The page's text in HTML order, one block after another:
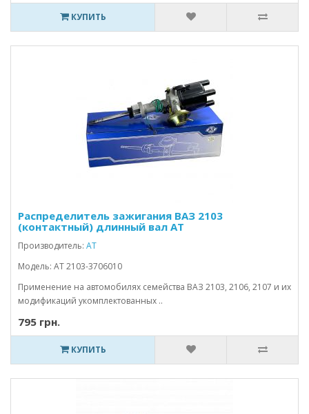
КУПИТЬ
Распределитель зажигания ВАЗ 2103
(контактный) длинный вал АТ
Производитель: АТ
Модель: АТ 2103-3706010
Применение на автомобилях семейства ВАЗ 2103, 2106, 2107 и их
модификаций укомплектованных ..
795 грн.
КУПИТЬ